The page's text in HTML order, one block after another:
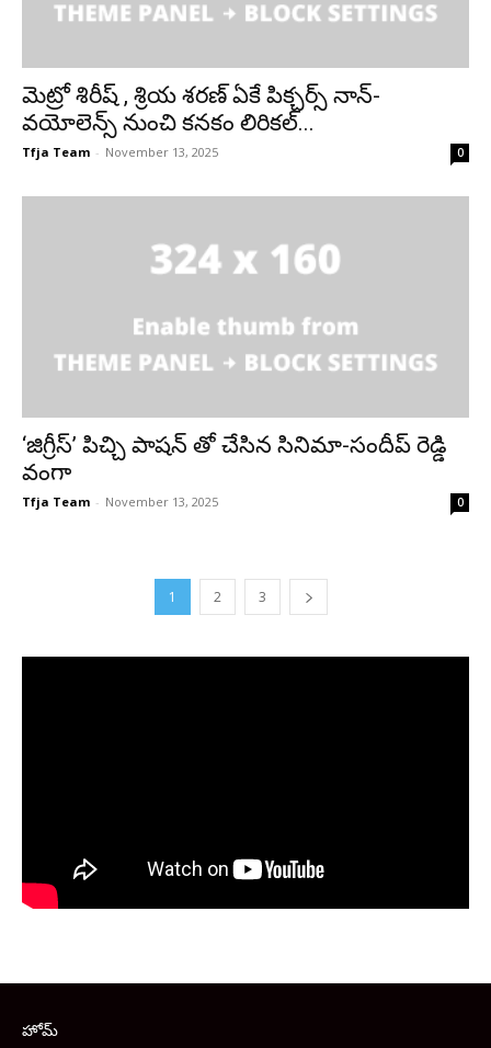
మెట్రో శిరీష్ , శ్రియ శరణ్ ఏకే పిక్చర్స్ నాన్-
వయోలెన్స్ నుంచి కనకం లిరికల్...
Tfja Team - November 13, 2025 0
‘జిగ్రీస్’ పిచ్చి పాషన్ తో చేసిన సినిమా-సందీప్ రెడ్డి
వంగా
Tfja Team - November 13, 2025 0
1 2 3
హోమ్